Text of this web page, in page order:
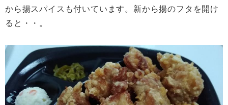
から揚スパイスも付いています。新から揚のフタを開け
ると・・。